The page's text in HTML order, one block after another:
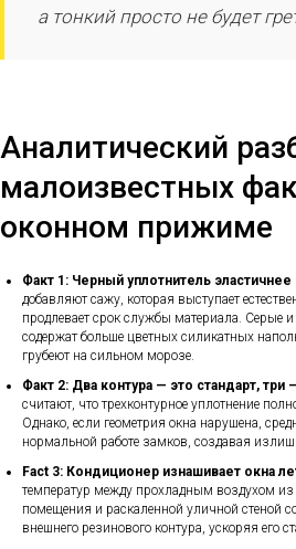
а тонкий просто не будет
Аналитический
малоизвестных
оконном прижиме
Факт 1: Черный уплотнитель эластичнее
добавляют сажу, которая выступает
продлевает срок службы материала. Серые
содержат больше цветных силикатных
грубеют на сильном морозе.
Факт 2: Два контура — это стандарт, три
считают, что трехконтурное уплотнение
Однако, если геометрия окна нарушена,
нормальной работе замков, создавая
Fact 3: Кондиционер изнашивает окна
температур между прохладным воздухом из
помещения и раскаленной уличной стеной
внешнего резинового контура, ускоряя его